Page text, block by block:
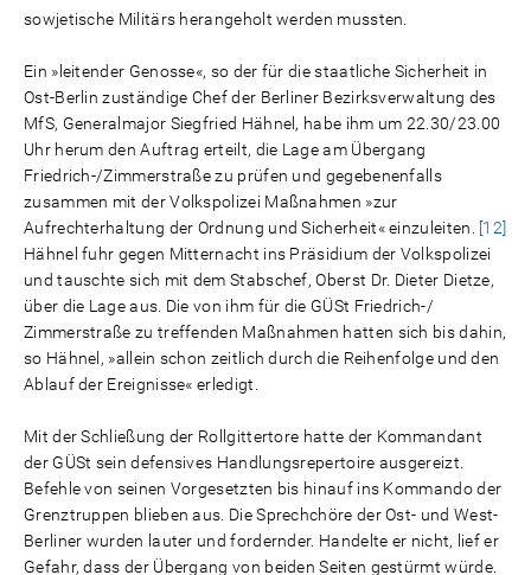
sowjetische Militärs herangeholt werden mussten.
Ein »leitender Genosse«, so der für die staatliche Sicherheit in
Ost-Berlin zuständige Chef der Berliner Bezirksverwaltung des
MfS, Generalmajor Siegfried Hähnel, habe ihm um 22.30/23.00
Uhr herum den Auftrag erteilt, die Lage am Übergang
Friedrich-/Zimmerstraße zu prüfen und gegebenenfalls
zusammen mit der Volkspolizei Maßnahmen »zur
Aufrechterhaltung der Ordnung und Sicherheit« einzuleiten.
[12]
Hähnel fuhr gegen Mitternacht ins Präsidium der Volkspolizei
und tauschte sich mit dem Stabschef, Oberst Dr. Dieter Dietze,
über die Lage aus. Die von ihm für die GÜSt Friedrich-/
Zimmerstraße zu treffenden Maßnahmen hatten sich bis dahin,
so Hähnel, »allein schon zeitlich durch die Reihenfolge und den
Ablauf der Ereignisse« erledigt.
Mit der Schließung der Rollgittertore hatte der Kommandant
der GÜSt sein defensives Handlungsrepertoire ausgereizt.
Befehle von seinen Vorgesetzten bis hinauf ins Kommando der
Grenztruppen blieben aus. Die Sprechchöre der Ost- und West-
Berliner wurden lauter und fordernder. Handelte er nicht, lief er
Gefahr, dass der Übergang von beiden Seiten gestürmt würde.